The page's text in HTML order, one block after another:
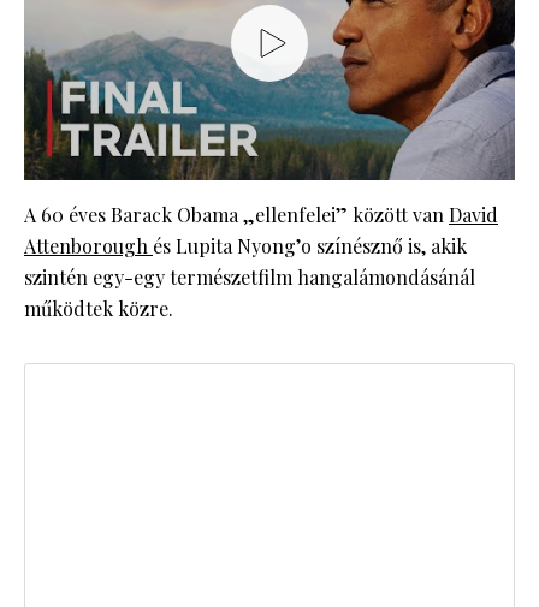
A 60 éves Barack Obama „ellenfelei” között van David
Attenborough és Lupita Nyong’o színésznő is, akik
szintén egy-egy természetfilm hangalámondásánál
működtek közre.